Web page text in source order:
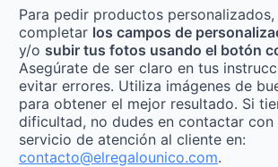
Para pedir productos personalizados,
completar los campos de
y/o subir tus fotos usando el botón
Asegúrate de ser claro en tus
evitar errores. Utiliza imágenes de
para obtener el mejor resultado. Si
dificultad, no dudes en contactar con
servicio de atención al cliente en:
contacto@elregalounico.com.